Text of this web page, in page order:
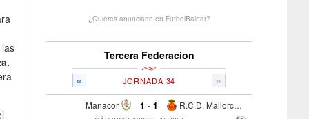
¿Quieres anunciarte en FutbolBalear?
Tercera Federacion
« »
JORNADA 34
Manacor 1 - R.C.D. Mallorca Sad "B"
1